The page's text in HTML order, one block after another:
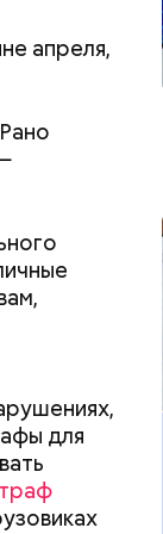
апреля,
для
или
тысяч
при
кто может